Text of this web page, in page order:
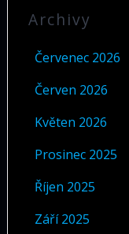
Archivy
Červenec 2026
Červen 2026
Květen 2026
Prosinec 2025
Říjen 2025
Září 2025